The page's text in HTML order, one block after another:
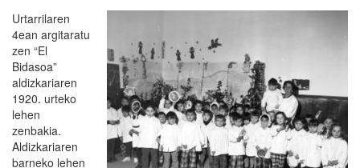
Urtarrilaren
4ean argitaratu
zen “El
Bidasoa”
aldizkariaren
1920. urteko
lehen
zenbakia.
Aldizkariaren
barneko lehen